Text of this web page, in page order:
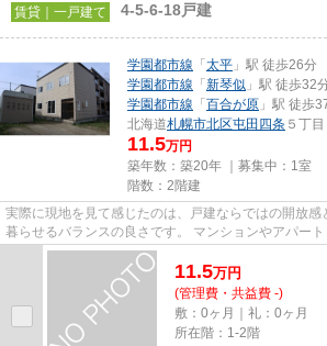
賃貸｜一戸建て 4-5-6-18戸建
学園都市線 「 太平 」駅 徒歩26分
学園都市線 「 新琴似 」駅 徒歩32
学園都市線 「 百合が原 」駅 徒歩
北海道札幌市北区屯田四条 ５丁目
11.5万円
築年数：築20年 ｜募集中： 1室
階数：2階建
実際に現地を見て感じたのは、戸建ならではの開放感
暮らせるバランスの良さです。 マンションやアパートとは異なり、上下階への音
を気にする場面が比較的少...
11.5万円
(管理費・共益費 -)
敷：0ヶ月｜礼：0ヶ月
所在階：1-2階